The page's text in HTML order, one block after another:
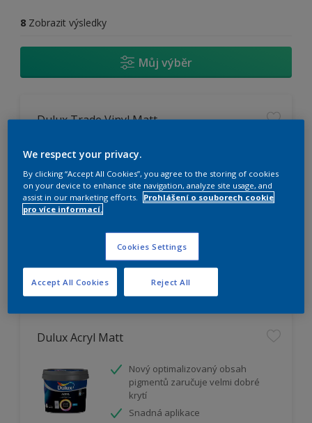
8 Zobrazit výsledky
Můj výběr
Dulux Trade Vinyl Matt
Omyvatelný
Vysoká otěruodolnost
Extrémní vydatnost
Dulux Acryl Matt
Nový optimalizovaný obsah
pigmentů zaručuje velmi dobré
krytí
Snadná aplikace
We respect your privacy.
By clicking “Accept All Cookies”, you agree to the storing of cookies
on your device to enhance site navigation, analyze site usage, and
assist in our marketing efforts.
Prohlášení o souborech cookie
pro více informací.
Cookies Settings
Reject All
Accept All Cookies